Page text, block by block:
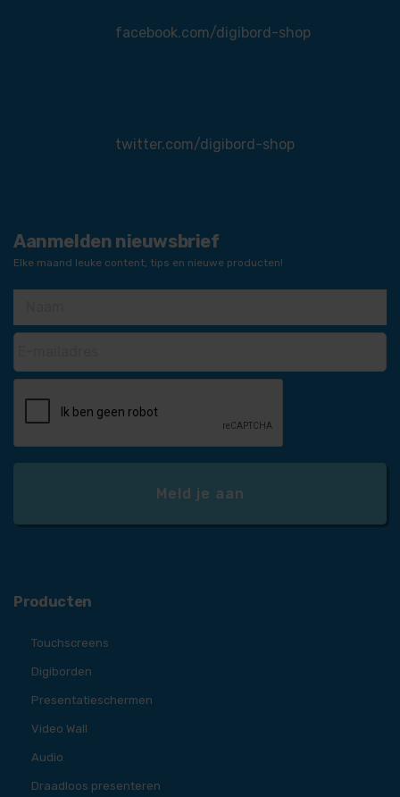
facebook.com/digibord-shop
twitter.com/digibord-shop
Aanmelden nieuwsbrief
Elke maand leuke content, tips en nieuwe producten!
Producten
Touchscreens
Digiborden
Presentatieschermen
Video Wall
Audio
Draadloos presenteren